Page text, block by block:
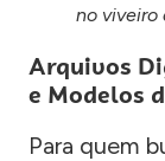
no viveiro
Arquivos
e Modelos
Para quem